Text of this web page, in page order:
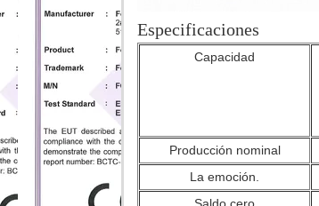
Especificaciones
Capacidad
Producción nominal
La emoción.